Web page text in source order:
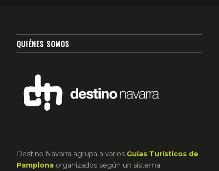
QUIÉNES SOMOS
Destino Navarra agrupa a varios Guías Turísticos de
Pamplonaorganizados según un sistema